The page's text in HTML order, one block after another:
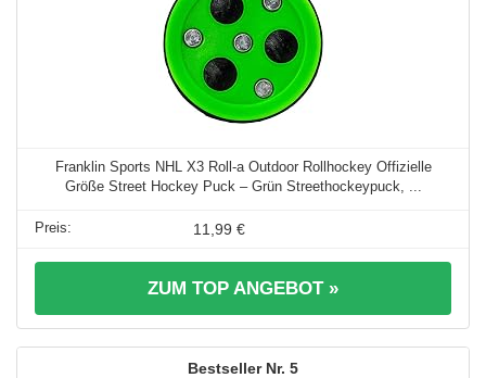
Franklin Sports NHL X3 Roll-a Outdoor Rollhockey Offizielle
Größe Street Hockey Puck – Grün Streethockeypuck, ...
11,99 €
ZUM TOP ANGEBOT »
5